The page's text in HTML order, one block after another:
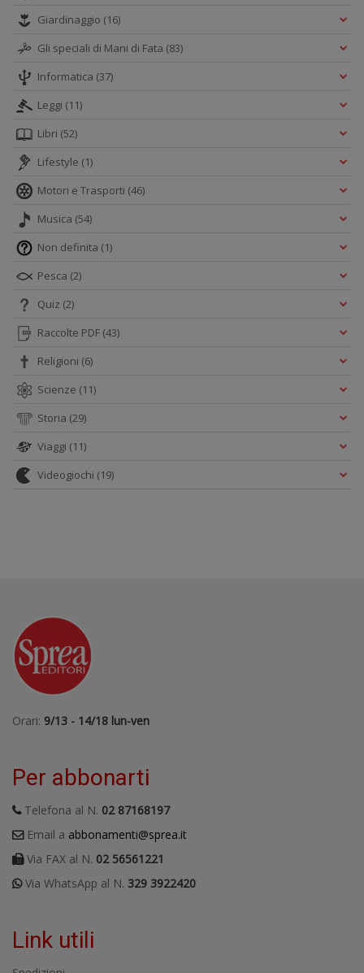
Giardinaggio (16)
Gli speciali di Mani di Fata (83)
Informatica (37)
Leggi (11)
Libri (52)
Lifestyle (1)
Motori e Trasporti (46)
Musica (54)
Non definita (1)
Pesca (2)
Quiz (2)
Raccolte PDF (43)
Religioni (6)
Scienze (11)
Storia (29)
Viaggi (11)
Videogiochi (19)
Orari: 9/13 - 14/18 lun-ven
Per abbonarti
Telefona al N. 02 87168197
Email a abbonamenti@sprea.it
Via FAX al N. 02 56561221
Via WhatsApp al N. 329 3922420
Link utili